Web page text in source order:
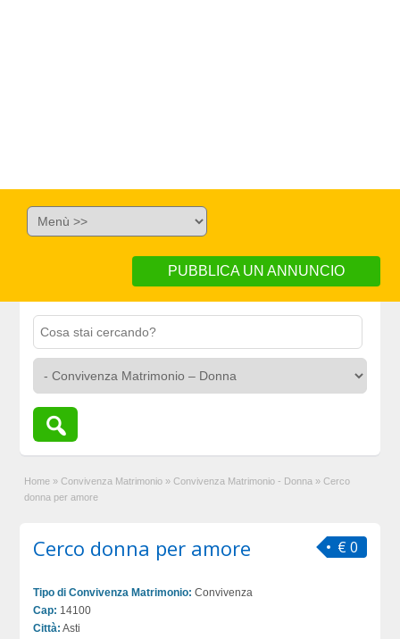
PUBBLICA UN ANNUNCIO
Home » Convivenza Matrimonio » Convivenza Matrimonio - Donna » Cerco
donna per amore
€ 0
Cerco donna per amore
Tipo di Convivenza Matrimonio: Convivenza
Cap: 14100
Città: Asti